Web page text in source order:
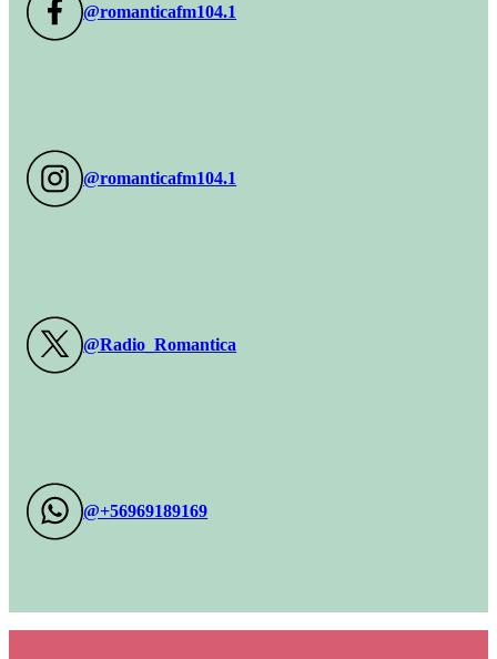
@romanticafm104.1
@romanticafm104.1
@Radio_Romantica
@+56969189169